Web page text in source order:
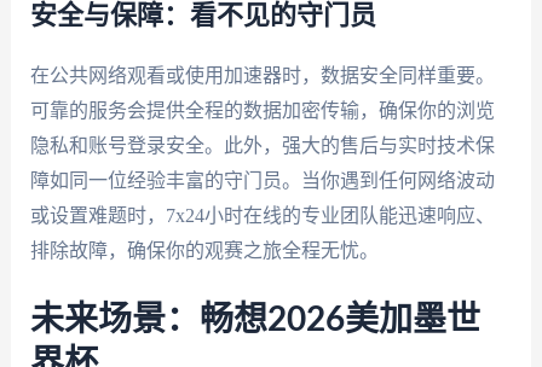
安全与保障：看不见的守门员
在公共网络观看或使用加速器时，数据安全同样重要。
可靠的服务会提供全程的数据加密传输，确保你的浏览
隐私和账号登录安全。此外，强大的售后与实时技术保
障如同一位经验丰富的守门员。当你遇到任何网络波动
或设置难题时，7x24小时在线的专业团队能迅速响应、
排除故障，确保你的观赛之旅全程无忧。
未来场景：畅想2026美加墨世